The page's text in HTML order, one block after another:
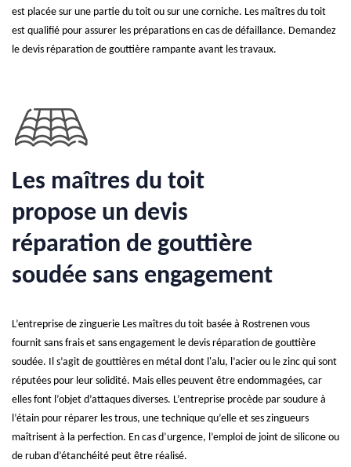
est placée sur une partie du toit ou sur une corniche. Les maîtres du toit
est qualifié pour assurer les préparations en cas de défaillance. Demandez
le devis réparation de gouttière rampante avant les travaux.
Les maîtres du toit
propose un devis
réparation de gouttière
soudée sans engagement
L’entreprise de zinguerie Les maîtres du toit basée à Rostrenen vous
fournit sans frais et sans engagement le devis réparation de gouttière
soudée. Il s’agit de gouttières en métal dont l'alu, l’acier ou le zinc qui sont
réputées pour leur solidité. Mais elles peuvent être endommagées, car
elles font l’objet d’attaques diverses. L’entreprise procède par soudure à
l’étain pour réparer les trous, une technique qu’elle et ses zingueurs
maîtrisent à la perfection. En cas d’urgence, l’emploi de joint de silicone ou
de ruban d’étanchéité peut être réalisé.